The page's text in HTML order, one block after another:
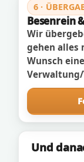
6 ·
Besenrein
Wir
gehen alles
Wunsch
Und